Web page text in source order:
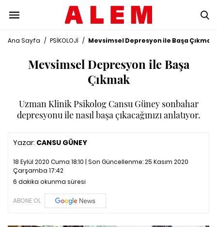
Ana Sayfa / PSİKOLOJİ / Mevsimsel Depresyon ile Başa Çıkmak
Mevsimsel Depresyon ile Başa
Çıkmak
Uzman Klinik Psikolog Cansu Güney sonbahar
depresyonu ile nasıl başa çıkacağınızı anlatıyor.
Yazar: CANSU GÜNEY
18 Eylül 2020 Cuma 18:10 | Son Güncellenme:25 Kasım 2020
Çarşamba 17:42
6 dakika okunma süresi
ABONE OL